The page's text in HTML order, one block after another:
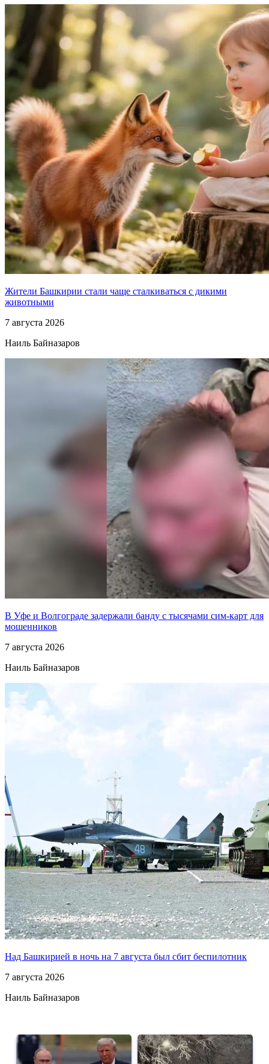
Жители Башкирии стали чаще сталкиваться с дикими
животными
7 августа 2026
Наиль Байназаров
В Уфе и Волгограде задержали банду с тысячами сим-карт для
мошенников
7 августа 2026
Наиль Байназаров
Над Башкирией в ночь на 7 августа был сбит беспилотник
7 августа 2026
Наиль Байназаров